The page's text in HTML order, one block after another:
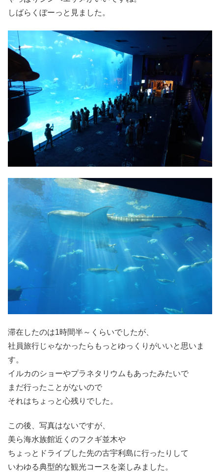
しばらくぼーっと見ました。
滞在したのは1時間半～くらいでしたが、
社員旅行じゃなかったらもっとゆっくりがいいと思いま
す。
イルカのショーやプラネタリウムもあったみたいで
まだ行ったことがないので
それはちょっと心残りでした。
この後、写真はないですが、
美ら海水族館近くのフクギ並木や
ちょっとドライブした先の古宇利島に行ったりして
いわゆる典型的な観光コースを楽しみました。